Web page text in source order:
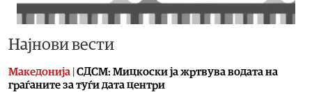
Најнови вести
Македонија | СДСМ: Мицкоски ја жртвува водата на
граѓаните за туѓи дата центри